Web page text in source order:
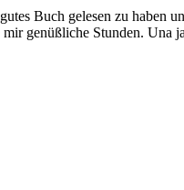
Buch gelesen zu haben
genüßliche Stunden. Una